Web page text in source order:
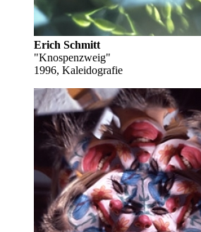
Erich Schmitt
"Knospenzweig"
1996, Kaleidografie